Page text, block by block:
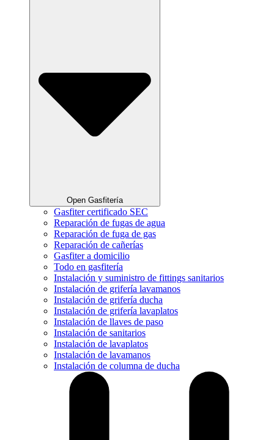
Open Gasfitería
Gasfiter certificado SEC
Reparación de fugas de agua
Reparación de fuga de gas
Reparación de cañerías
Gasfiter a domicilio
Todo en gasfitería
Instalación y suministro de fittings sanitarios
Instalación de grifería lavamanos
Instalación de grifería ducha
Instalación de grifería lavaplatos
Instalación de llaves de paso
Instalación de sanitarios
Instalación de lavaplatos
Instalación de lavamanos
Instalación de columna de ducha